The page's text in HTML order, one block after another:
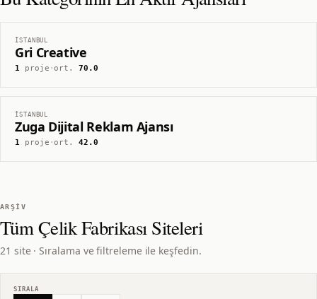
İSTANBUL
Gri Creative
1proje ·ort.70.0
İSTANBUL
Zuga Dijital Reklam Ajansı
1proje ·ort.42.0
ARŞIV
TümÇelik FabrikasıSiteleri
21 site · Sıralama ve filtreleme ile keşfedin.
SIRALA